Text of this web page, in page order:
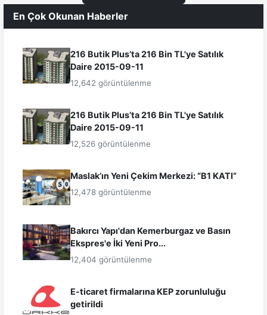
En Çok Okunan Haberler
216 Butik Plus’ta 216 Bin TL'ye Satılık
Daire 2015-09-11
12,642 görüntülenme
216 Butik Plus’ta 216 Bin TL'ye Satılık
Daire 2015-09-11
12,526 görüntülenme
Maslak’ın Yeni Çekim Merkezi: “B1 KATI”
12,478 görüntülenme
Bakırcı Yapı'dan Kemerburgaz ve Basın
Ekspres'e İki Yeni Pro...
12,404 görüntülenme
E-ticaret firmalarına KEP zorunluluğu
getirildi